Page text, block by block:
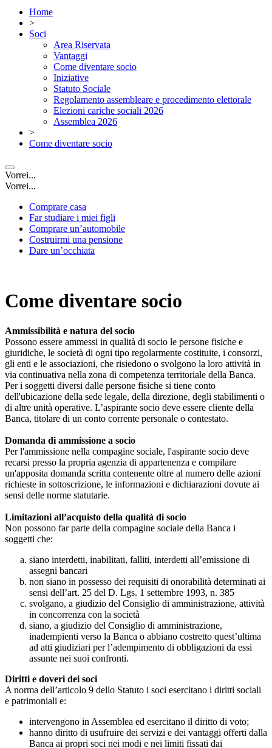
Home
>
Soci
Area Riservata
Vantaggi
Come diventare socio
Iniziative
Statuto Sociale
Regolamento assembleare e procedimento elettorale
Elezioni cariche sociali 2026
Assemblea 2026
>
Come diventare socio
Vorrei...
Vorrei...
Comprare casa
Far studiare i miei figli
Comprare un’automobile
Costruirmi una pensione
Dare un’occhiata
Come diventare socio
Ammissibilità e natura del socio
Possono essere ammessi in qualità di socio le persone fisiche e
giuridiche, le società di ogni tipo regolarmente costituite, i consorzi,
gli enti e le associazioni, che risiedono o svolgono la loro attività in
via continuativa nella zona di competenza territoriale della Banca.
Per i soggetti diversi dalle persone fisiche si tiene conto
dell'ubicazione della sede legale, della direzione, degli stabilimenti o
di altre unità operative. L’aspirante socio deve essere cliente della
Banca, titolare di un conto corrente personale o contestato.
Domanda di ammissione a socio
Per l'ammissione nella compagine sociale, l'aspirante socio deve
recarsi presso la propria agenzia di appartenenza e compilare
un'apposita domanda scritta contenente oltre al numero delle azioni
richieste in sottoscrizione, le informazioni e dichiarazioni dovute ai
sensi delle norme statutarie.
Limitazioni all’acquisto della qualità di socio
Non possono far parte della compagine sociale della Banca i
soggetti che:
siano interdetti, inabilitati, falliti, interdetti all’emissione di
assegni bancari
non siano in possesso dei requisiti di onorabilità determinati ai
sensi dell’art. 25 del D. Lgs. 1 settembre 1993, n. 385
svolgano, a giudizio del Consiglio di amministrazione, attività
in concorrenza con la società
siano, a giudizio del Consiglio di amministrazione,
inadempienti verso la Banca o abbiano costretto quest’ultima
ad atti giudiziari per l’adempimento di obbligazioni da essi
assunte nei suoi confronti.
Diritti e doveri dei soci
A norma dell’articolo 9 dello Statuto i soci esercitano i diritti sociali
e patrimoniali e:
intervengono in Assemblea ed esercitano il diritto di voto;
hanno diritto di usufruire dei servizi e dei vantaggi offerti dalla
Banca ai propri soci nei modi e nei limiti fissati dai